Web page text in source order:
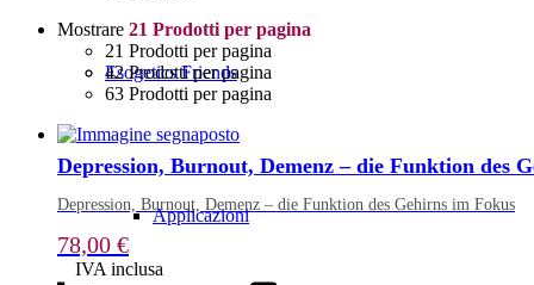
Esogetics Friends
Applicazioni
Mostrare 21 Prodotti per pagina
21 Prodotti per pagina
42 Prodotti per pagina
63 Prodotti per pagina
Depression, Burnout, Demenz – die Funktion des
Depression, Burnout, Demenz – die Funktion des Gehirns im Fokus
78,00 €
IVA inclusa